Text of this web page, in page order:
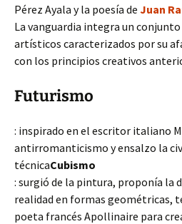
Pérez Ayala y la poesía de Juan
La vanguardia integra un
artísticos caracterizados por su
con los principios creativos
Futurismo
: inspirado en el escritor italiano
antirromanticismo y ensalzo la
técnicaCubismo
: surgió de la pintura, proponía la
realidad en formas geométricas,
poeta francés Apollinaire para